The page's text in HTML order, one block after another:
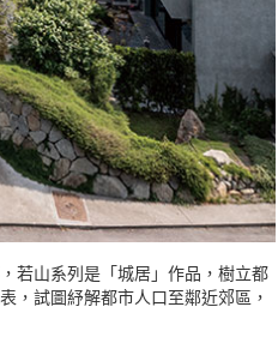
若山系列是「城居」作品，樹立都
，試圖紓解都市人口至鄰近郊區，